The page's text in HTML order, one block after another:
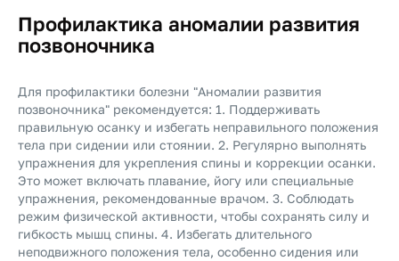
Профилактика аномалии развития
позвоночника
Для профилактики болезни "Аномалии развития
позвоночника" рекомендуется: 1. Поддерживать
правильную осанку и избегать неправильного положения
тела при сидении или стоянии. 2. Регулярно выполнять
упражнения для укрепления спины и коррекции осанки.
Это может включать плавание, йогу или специальные
упражнения, рекомендованные врачом. 3. Соблюдать
режим физической активности, чтобы сохранять силу и
гибкость мышц спины. 4. Избегать длительного
неподвижного положения тела, особенно сидения или